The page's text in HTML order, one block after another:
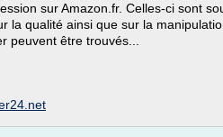
sur Amazon.fr. Celles-ci sont
la qualité ainsi que sur la
peuvent être trouvés...